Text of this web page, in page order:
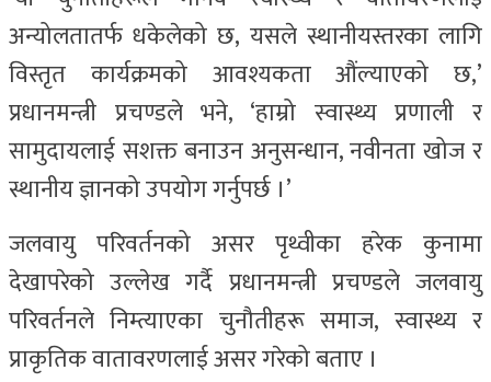
अन्योलतातर्फ धकेलेको छ, यसले स्थानीयस्तरका लागि
विस्तृत कार्यक्रमको आवश्यकता औंल्याएको छ,’
प्रधानमन्त्री प्रचण्डले भने, ‘हाम्रो स्वास्थ्य प्रणाली र
सामुदायलाई सशक्त बनाउन अनुसन्धान, नवीनता खोज र
स्थानीय ज्ञानको उपयोग गर्नुपर्छ ।’
जलवायु परिवर्तनको असर पृथ्वीका हरेक कुनामा
देखापरेको उल्लेख गर्दै प्रधानमन्त्री प्रचण्डले जलवायु
परिवर्तनले निम्त्याएका चुनौतीहरू समाज, स्वास्थ्य र
प्राकृतिक वातावरणलाई असर गरेको बताए ।